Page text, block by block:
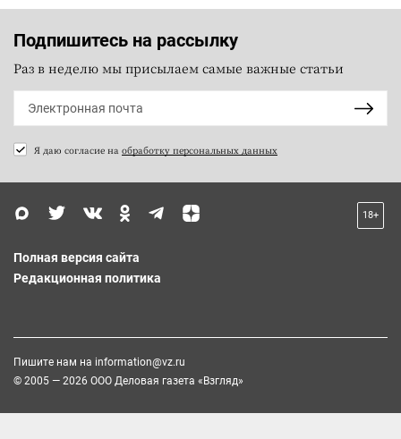
Подпишитесь на рассылку
Раз в неделю мы присылаем самые важные статьи
Я даю согласие на обработку персональных данных
18+
Полная версия сайта
Редакционная политика
Пишите нам на information@vz.ru
© 2005 — 2026 ООО Деловая газета «Взгляд»